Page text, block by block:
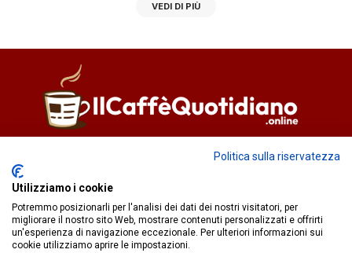
VEDI DI PIÙ
Fiorella Falci
redazione@ilcaffequotidiano.online
C.F. 92076900858
Chi siamo
Privacy & Cookie Policy
Politica sulla riservatezza
Utilizziamo i cookie
Potremmo posizionarli per l'analisi dei dati dei nostri visitatori, per
migliorare il nostro sito Web, mostrare contenuti personalizzati e offrirti
un'esperienza di navigazione eccezionale. Per ulteriori informazioni sui
cookie utilizziamo aprire le impostazioni.